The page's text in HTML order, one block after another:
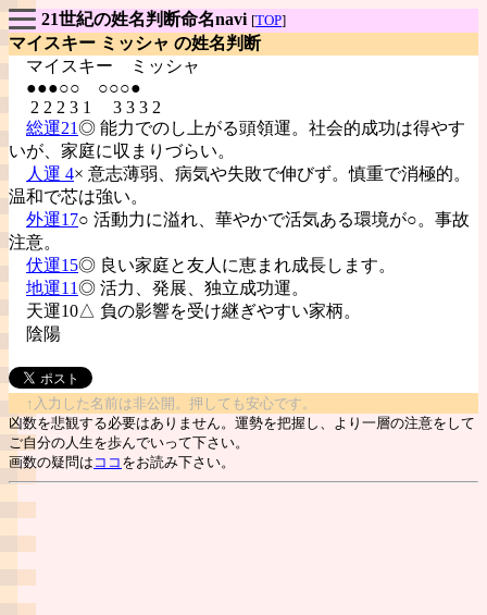
21世紀の姓名判断命名navi [TOP]
マイスキー ミッシャ の姓名判断
マイスキー
ミッシャ
●●●○○ ○○○●
2 2 2 3 1 3 3 3 2
総運21◎ 能力でのし上がる頭領運。社会的成功は得やす
いが、家庭に収まりづらい。
人運 4× 意志薄弱、病気や失敗で伸びず。慎重で消極的。
温和で芯は強い。
外運17○ 活動力に溢れ、華やかで活気ある環境が○。事故
注意。
伏運15◎ 良い家庭と友人に恵まれ成長します。
地運11◎ 活力、発展、独立成功運。
天運10△ 負の影響を受け継ぎやすい家柄。
陰陽
↑入力した名前は非公開。押しても安心です。
凶数を悲観する必要はありません。運勢を把握し、より一層の注意をして
ご自分の人生を歩んでいって下さい。
画数の疑問は ココ をお読み下さい。